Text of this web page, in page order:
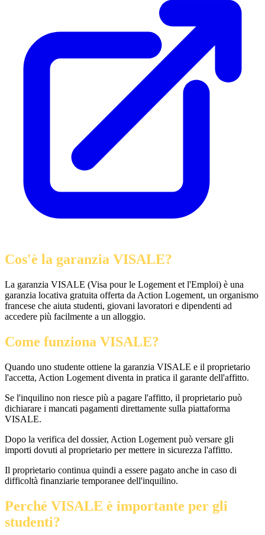
Cos'è la garanzia VISALE?
La garanzia VISALE (Visa pour le Logement et l'Emploi) è una
garanzia locativa gratuita offerta da Action Logement, un organismo
francese che aiuta studenti, giovani lavoratori e dipendenti ad
accedere più facilmente a un alloggio.
Come funziona VISALE?
Quando uno studente ottiene la garanzia VISALE e il proprietario
l'accetta, Action Logement diventa in pratica il garante dell'affitto.
Se l'inquilino non riesce più a pagare l'affitto, il proprietario può
dichiarare i mancati pagamenti direttamente sulla piattaforma
VISALE.
Dopo la verifica del dossier, Action Logement può versare gli
importi dovuti al proprietario per mettere in sicurezza l'affitto.
Il proprietario continua quindi a essere pagato anche in caso di
difficoltà finanziarie temporanee dell'inquilino.
Perché VISALE è importante per gli
studenti?